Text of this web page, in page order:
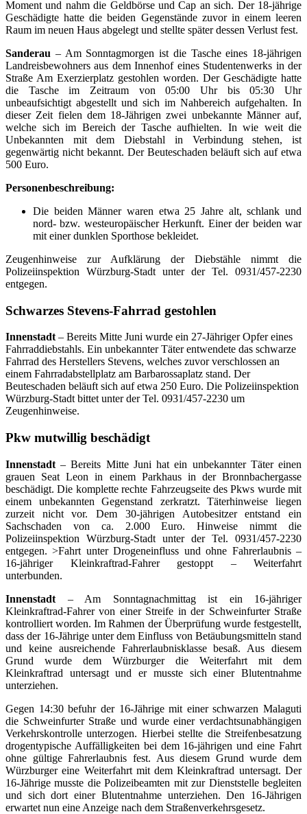
Moment und nahm die Geldbörse und Cap an sich. Der 18-jährige
Geschädigte hatte die beiden Gegenstände zuvor in einem leeren
Raum im neuen Haus abgelegt und stellte später dessen Verlust fest.
Sanderau – Am Sonntagmorgen ist die Tasche eines 18-jährigen
Landreisbewohners aus dem Innenhof eines Studentenwerks in der
Straße Am Exerzierplatz gestohlen worden. Der Geschädigte hatte
die Tasche im Zeitraum von 05:00 Uhr bis 05:30 Uhr
unbeaufsichtigt abgestellt und sich im Nahbereich aufgehalten. In
dieser Zeit fielen dem 18-Jährigen zwei unbekannte Männer auf,
welche sich im Bereich der Tasche aufhielten. In wie weit die
Unbekannten mit dem Diebstahl in Verbindung stehen, ist
gegenwärtig nicht bekannt. Der Beuteschaden beläuft sich auf etwa
500 Euro.
Personenbeschreibung:
Die beiden Männer waren etwa 25 Jahre alt, schlank und
nord- bzw. westeuropäischer Herkunft. Einer der beiden war
mit einer dunklen Sporthose bekleidet.
Zeugenhinweise zur Aufklärung der Diebstähle nimmt die
Polizeiinspektion Würzburg-Stadt unter der Tel. 0931/457-2230
entgegen.
Schwarzes Stevens-Fahrrad gestohlen
Innenstadt – Bereits Mitte Juni wurde ein 27-Jähriger Opfer eines
Fahrraddiebstahls. Ein unbekannter Täter entwendete das schwarze
Fahrrad des Herstellers Stevens, welches zuvor verschlossen an
einem Fahrradabstellplatz am Barbarossaplatz stand. Der
Beuteschaden beläuft sich auf etwa 250 Euro. Die Polizeiinspektion
Würzburg-Stadt bittet unter der Tel. 0931/457-2230 um
Zeugenhinweise.
Pkw mutwillig beschädigt
Innenstadt – Bereits Mitte Juni hat ein unbekannter Täter einen
grauen Seat Leon in einem Parkhaus in der Bronnbachergasse
beschädigt. Die komplette rechte Fahrzeugseite des Pkws wurde mit
einem unbekannten Gegenstand zerkratzt. Täterhinweise liegen
zurzeit nicht vor. Dem 30-jährigen Autobesitzer entstand ein
Sachschaden von ca. 2.000 Euro. Hinweise nimmt die
Polizeiinspektion Würzburg-Stadt unter der Tel. 0931/457-2230
entgegen. >Fahrt unter Drogeneinfluss und ohne Fahrerlaubnis –
16-jähriger Kleinkraftrad-Fahrer gestoppt – Weiterfahrt
unterbunden.
Innenstadt – Am Sonntagnachmittag ist ein 16-jähriger
Kleinkraftrad-Fahrer von einer Streife in der Schweinfurter Straße
kontrolliert worden. Im Rahmen der Überprüfung wurde festgestellt,
dass der 16-Jährige unter dem Einfluss von Betäubungsmitteln stand
und keine ausreichende Fahrerlaubnisklasse besaß. Aus diesem
Grund wurde dem Würzburger die Weiterfahrt mit dem
Kleinkraftrad untersagt und er musste sich einer Blutentnahme
unterziehen.
Gegen 14:30 befuhr der 16-Jährige mit einer schwarzen Malaguti
die Schweinfurter Straße und wurde einer verdachtsunabhängigen
Verkehrskontrolle unterzogen. Hierbei stellte die Streifenbesatzung
drogentypische Auffälligkeiten bei dem 16-jährigen und eine Fahrt
ohne gültige Fahrerlaubnis fest. Aus diesem Grund wurde dem
Würzburger eine Weiterfahrt mit dem Kleinkraftrad untersagt. Der
16-Jährige musste die Polizeibeamten mit zur Dienststelle begleiten
und sich dort einer Blutentnahme unterziehen. Den 16-Jährigen
erwartet nun eine Anzeige nach dem Straßenverkehrsgesetz.